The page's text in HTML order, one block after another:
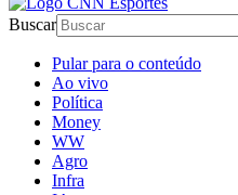
Buscar
Pular para o conteúdo
Ao vivo
Política
Money
WW
Agro
Infra